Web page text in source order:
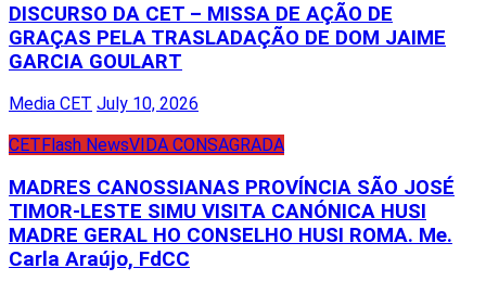
DISCURSO DA CET – MISSA DE AÇÃO DE
GRAÇAS PELA TRASLADAÇÃO DE DOM JAIME
GARCIA GOULART
Media CET July 10, 2026
CET Flash NewsVIDA CONSAGRADA
MADRES CANOSSIANAS PROVÍNCIA SÃO JOSÉ
TIMOR-LESTE SIMU VISITA CANÓNICA HUSI
MADRE GERAL HO CONSELHO HUSI ROMA. Me.
Carla Araújo, FdCC